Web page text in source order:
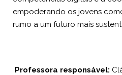
empoderando os jovens
rumo a um futuro mais
Professora responsável: